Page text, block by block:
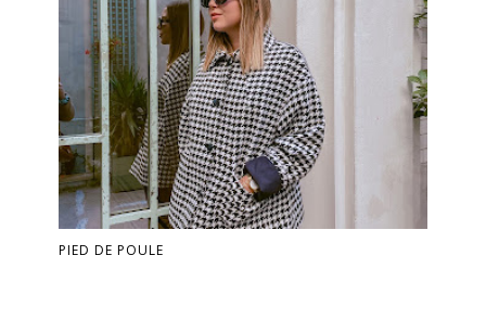
PIED DE POULE